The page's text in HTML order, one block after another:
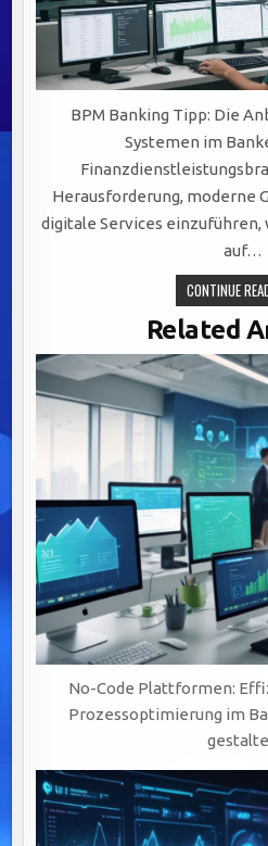
BPM Banking Tipp: Die
Systemen im
Herausforderung, moderne
digitale Services
auf…
CONTINUE
Related
No-Code Plattformen:
Prozessoptimierung im